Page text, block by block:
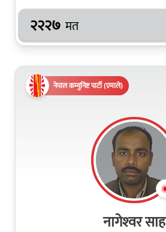
२२२७ मत
नेपाल कम्युनिष्ट पार्टी (एमाले)
नागेश्‍वर साह